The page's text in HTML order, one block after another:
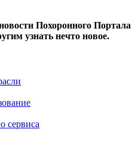
Похоронного Портала
узнать нечто новое.
сервиса